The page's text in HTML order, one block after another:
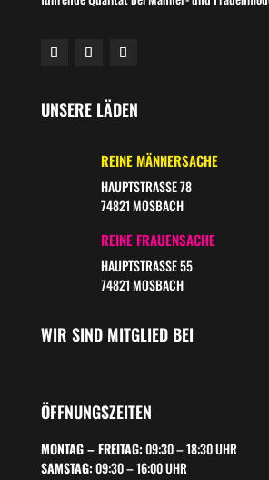
UNSERE LÄDEN
REINE MÄNNERSACHE
HAUPTSTRASSE 78
74821 MOSBACH
REINE FRAUENSACHE
HAUPTSTRASSE 55
74821 MOSBACH
WIR SIND MITGLIED BEI
ÖFFNUNGSZEITEN
MONTAG – FREITAG:09:30 – 18:30 UHR
SAMSTAG:09:30 – 16:00 UHR